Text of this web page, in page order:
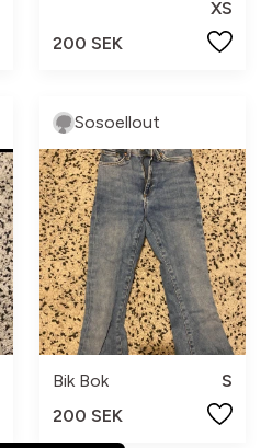
XS
200 SEK
Sosoellout
Bik Bok
S
200 SEK